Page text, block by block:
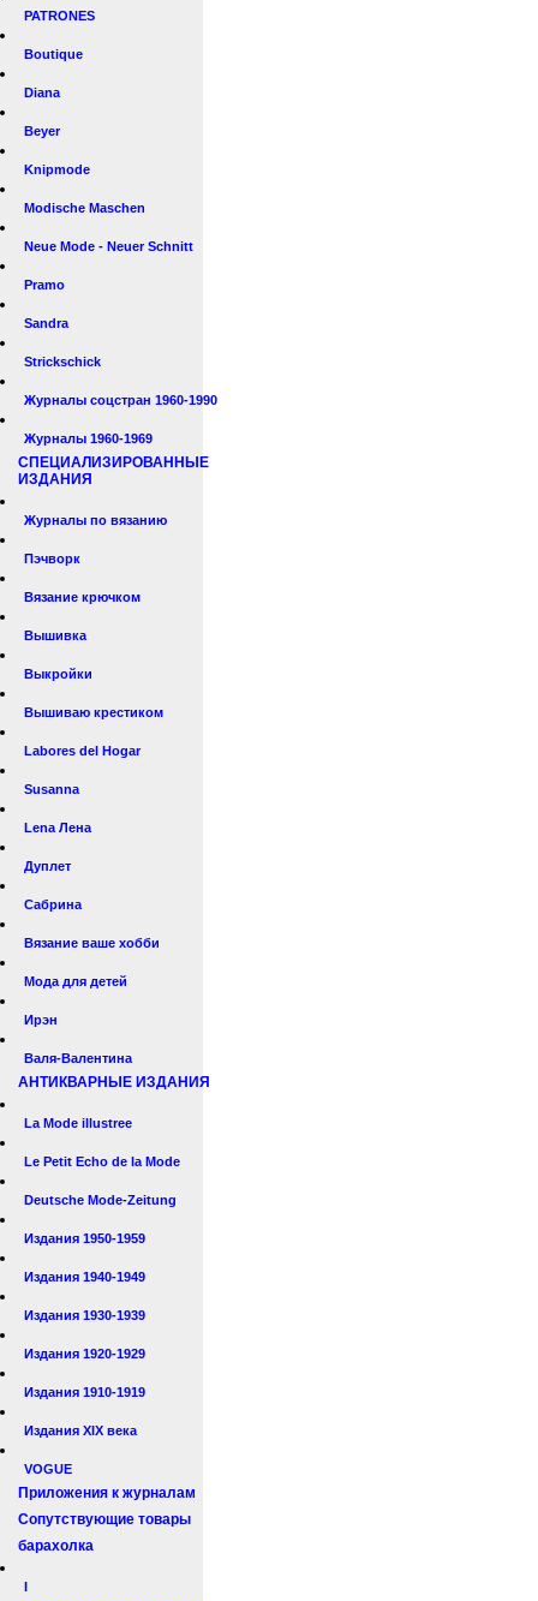
PATRONES
Boutique
Diana
Beyer
Knipmode
Modische Maschen
Neue Mode - Neuer Schnitt
Pramo
Sandra
Strickschick
Журналы соцстран 1960-1990
Журналы 1960-1969
СПЕЦИАЛИЗИРОВАННЫЕ
ИЗДАНИЯ
Журналы по вязанию
Пэчворк
Вязание крючком
Вышивка
Выкройки
Вышиваю крестиком
Labores del Hogar
Susanna
Lena Лена
Дуплет
Сабрина
Вязание ваше хобби
Мода для детей
Ирэн
Валя-Валентина
АНТИКВАРНЫЕ ИЗДАНИЯ
La Mode illustree
Le Petit Echo de la Mode
Deutsche Mode-Zeitung
Издания 1950-1959
Издания 1940-1949
Издания 1930-1939
Издания 1920-1929
Издания 1910-1919
Издания XIX века
VOGUE
Приложения к журналам
Сопутствующие товары
барахолка
I